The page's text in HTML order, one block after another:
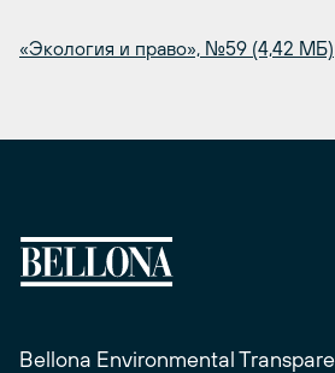
«Экология и право», №59 (4,42 МБ)
Bellona Environmental